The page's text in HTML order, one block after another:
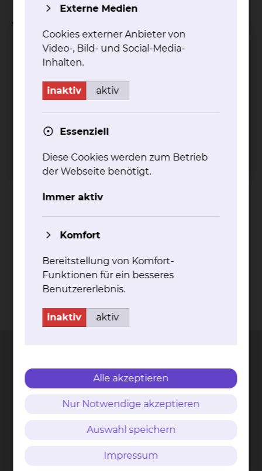
Weitere Informationen
PET-CT
Kontakt Impressum
Bildnachweise
Entgelttransparenz
Braunschweig gGmbH
Freisestr. 9/10
Externe Medien
Cookies externer Anbieter von
Video-, Bild- und Social-Media-
Inhalten.
inaktiv aktiv
Essenziell
Diese Cookies werden zum Betrieb
der Webseite benötigt.
Immer aktiv
Komfort
Bereitstellung von Komfort-
Funktionen für ein besseres
Benutzererlebnis.
inaktiv aktiv
Alle akzeptieren
Nur Notwendige akzeptieren
Auswahl speichern
Impressum